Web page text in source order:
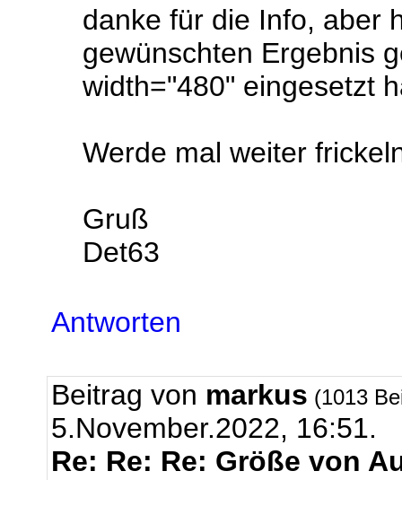
danke für die Info, aber
gewünschten Ergebnis
width="480" eingesetzt
Werde mal weiter
Gruß
Det63
Antworten
Beitrag von markus (1013
5.November.2022, 16:51.
Re: Re: Re: Größe von